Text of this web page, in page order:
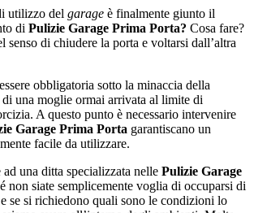
utilizzo del garage è finalmente giunto il
di Pulizie Garage Prima Porta? Cosa fare?
senso di chiudere la porta e voltarsi dall’altra
obbligatoria sotto la minaccia della
una moglie ormai arrivata al limite di
A questo punto è necessario intervenire
Garage Prima Porta garantiscano un
facile da utilizzare.
una ditta specializzata nelle Pulizie Garage
non siate semplicemente voglia di occuparsi di
se si richiedono quali sono le condizioni lo